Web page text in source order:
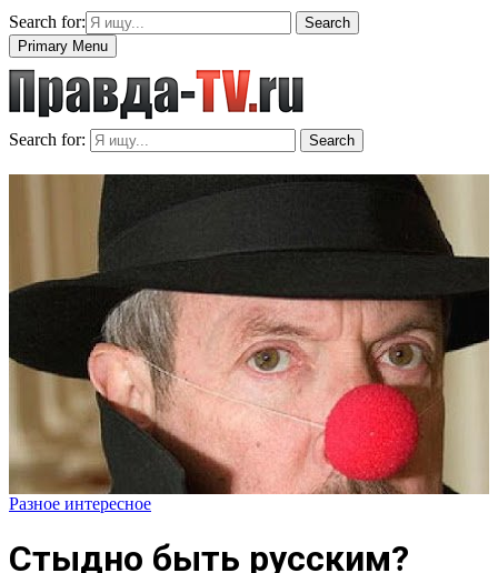
Search for:
Search
Primary Menu
Search for: Search
Разное интересное
Стыдно быть русским?